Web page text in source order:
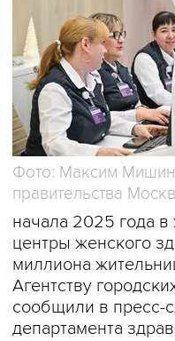
Фото: Максим
правительства
начала 2025 года в
центры женского
миллиона
Агентству
сообщили в пресс-
департамента